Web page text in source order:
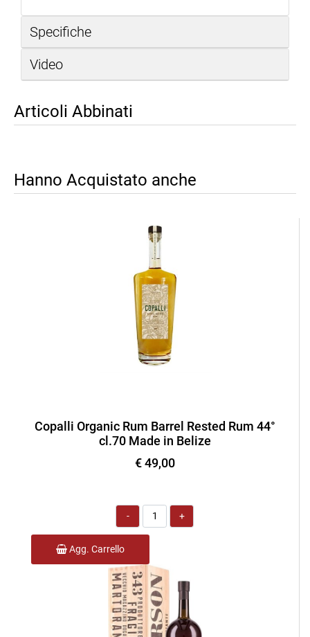
Specifiche
Video
Articoli Abbinati
Hanno Acquistato anche
Copalli Organic Rum Barrel Rested Rum 44°
cl.70 Made in Belize
€ 49,00
Quantità
Agg. Carrello